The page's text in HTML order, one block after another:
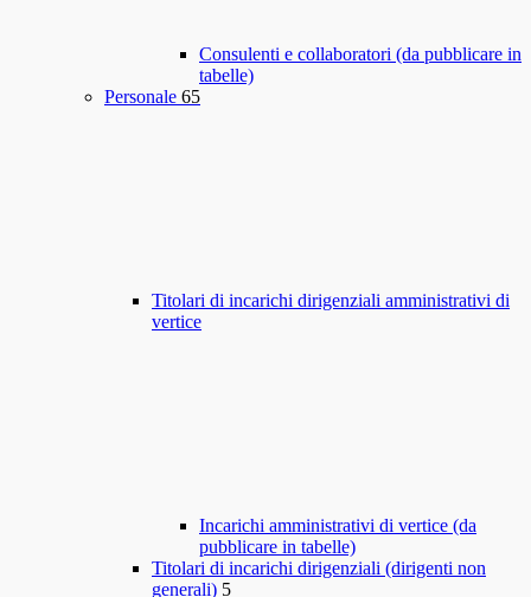
Consulenti e collaboratori (da pubblicare in
tabelle)
Personale 65
Titolari di incarichi dirigenziali amministrativi di
vertice
Incarichi amministrativi di vertice (da
pubblicare in tabelle)
Titolari di incarichi dirigenziali (dirigenti non
generali) 5